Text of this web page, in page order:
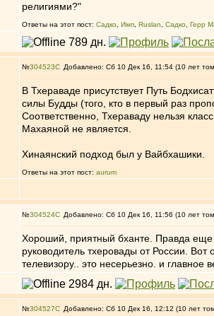
религиями?"
Ответы на этот пост: Садко Имп Ruslan Садко Герр
№304523 Добавлено: Сб 10 Дек 16, 11:54 (10 лет
В Тхераваде присутствует Путь
силы Будды (того, кто в первый раз
Соответственно, Тхераваду нельзя
Махаяной не является.
Хинаянский подход был у Вайбхашики.
Ответы на этот пост: aurum
№304524 Добавлено: Сб 10 Дек 16, 11:56 (10 лет
Хороший, приятный бханте. Правда еще
руководитель тхеровады от России.
телевизору.. это несерьезно. и
№304527 Добавлено: Сб 10 Дек 16, 12:12 (10 лет